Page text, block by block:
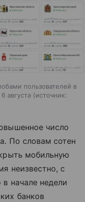
пользователей в
августа
источник:
число
По словам сотен
мобильную
неизвестно, с
начале недели
банков